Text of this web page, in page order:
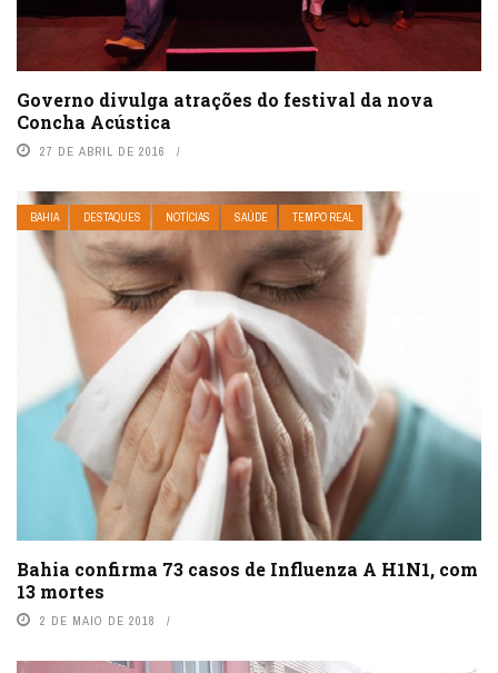
Governo divulga atrações do festival da nova
Concha Acústica
27 DE ABRIL DE 2016
BAHIA DESTAQUES NOTÍCIAS SAÚDE TEMPO REAL
Bahia confirma 73 casos de Influenza A H1N1, com
13 mortes
2 DE MAIO DE 2018